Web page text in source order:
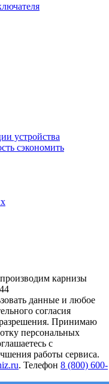
устройства
сэкономить
карнизы
данные и любое
согласия
разрешения. Принимаю
персональных
с
работы сервиса.
. Телефон 8 (800) 600-